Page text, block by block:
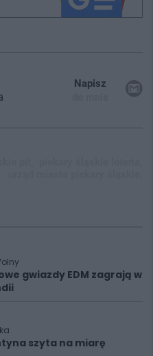
Napisz
gwiazdy EDM zagrają w
szyta na miarę